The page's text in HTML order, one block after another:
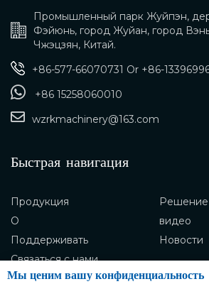
Промышленный парк Жуйпэн,
Фэйюнь, город Жуйан, город
Чжэцзян, Китай.
+86-577-66070731 Or +86-
+86 15258060010
wzrkmachinery@163.com
Быстрая навигация
Продукция
Решение
О
видео
Поддерживать
Новости
Связаться с нами
Мы ценим вашу конфиденциальность